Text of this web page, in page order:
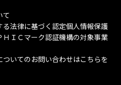
て
法律に基づく認定個人情報保護
ＩＣマーク認証機構の対象事業
いてのお問い合わせはこちらを